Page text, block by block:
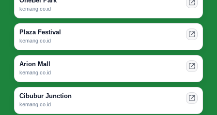
kemang.co.id
Plaza Festival
kemang.co.id
Arion Mall
kemang.co.id
Cibubur Junction
kemang.co.id